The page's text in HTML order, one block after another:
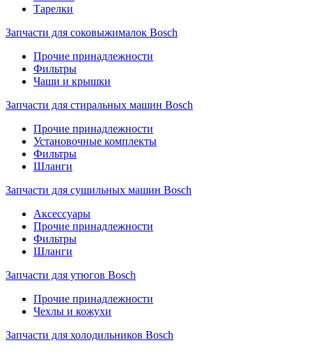
Тарелки
Запчасти для соковыжималок Bosch
Прочие принадлежности
Фильтры
Чаши и крышки
Запчасти для стиральных машин Bosch
Прочие принадлежности
Установочные комплекты
Фильтры
Шланги
Запчасти для сушильных машин Bosch
Аксессуары
Прочие принадлежности
Фильтры
Шланги
Запчасти для утюгов Bosch
Прочие принадлежности
Чехлы и кожухи
Запчасти для холодильников Bosch